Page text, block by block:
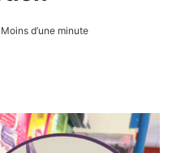
d’une minute